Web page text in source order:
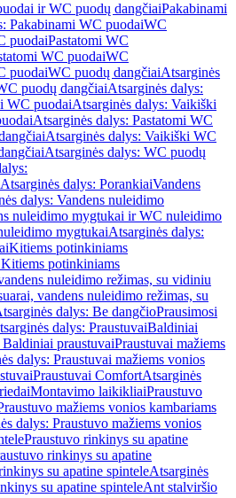
ir WC puodų dangčiaiPakabinami
Pakabinami WC puodaiWC
puodaiPastatomi WC
WC puodaiWC
puodaiWC puodų dangčiaiAtsarginės
puodų dangčiaiAtsarginės dalys:
WC puodaiAtsarginės dalys: Vaikiški
Atsarginės dalys: Pastatomi WC
Atsarginės dalys: Vaikiški WC
Atsarginės dalys: WC puodų
Atsarginės dalys: PorankiaiVandens
dalys: Vandens nuleidimo
nuleidimo mygtukai ir WC nuleidimo
mygtukaiAtsarginės dalys:
Kitiems potinkiniams
potinkiniams
nuleidimo režimas, su vidiniu
vandens nuleidimo režimas, su
dalys: Be dangčioPrausimosi
dalys: PraustuvaiBaldiniai
praustuvaiPraustuvai mažiems
dalys: Praustuvai mažiems vonios
Praustuvai ComfortAtsarginės
Montavimo laikikliaiPraustuvo
mažiems vonios kambariams
dalys: Praustuvo mažiems vonios
Praustuvo rinkinys su apatine
rinkinys su apatine
su apatine spinteleAtsarginės
su apatine spinteleAnt stalviršio